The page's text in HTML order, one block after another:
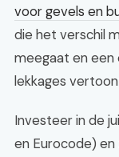
voor gevels en
die het verschil
meegaat en
lekkages
Investeer in de
en Eurocode)